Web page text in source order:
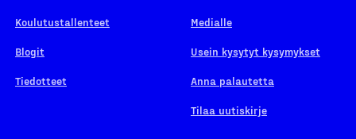
Koulutustallenteet
Blogit
Tiedotteet
Medialle
Usein kysytyt kysymykset
Anna palautetta
Tilaa uutiskirje